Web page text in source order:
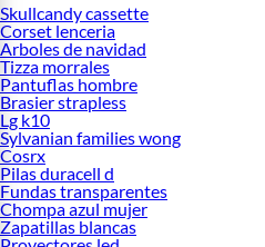
Skullcandy cassette
Corset lenceria
Arboles de navidad
Tizza morrales
Pantuflas hombre
Brasier strapless
Lg k10
Sylvanian families wong
Cosrx
Pilas duracell d
Fundas transparentes
Chompa azul mujer
Zapatillas blancas